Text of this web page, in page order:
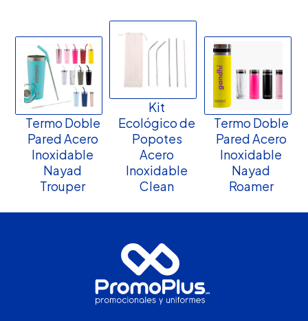
Termo Doble
Pared Acero
Inoxidable
Nayad
Trouper
Kit
Ecológico de
Popotes
Acero
Inoxidable
Clean
Termo Doble
Pared Acero
Inoxidable
Nayad
Roamer